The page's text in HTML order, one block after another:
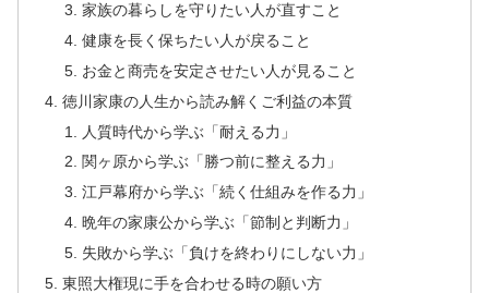
家族の暮らしを守りたい人が直すこと
健康を長く保ちたい人が戻ること
お金と商売を安定させたい人が見ること
徳川家康の人生から読み解くご利益の本質
人質時代から学ぶ「耐える力」
関ヶ原から学ぶ「勝つ前に整える力」
江戸幕府から学ぶ「続く仕組みを作る力」
晩年の家康公から学ぶ「節制と判断力」
失敗から学ぶ「負けを終わりにしない力」
東照大権現に手を合わせる時の願い方